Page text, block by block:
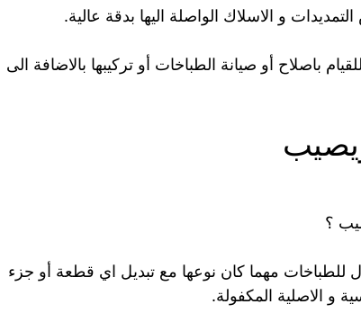
و الاسلاك الواصلة اليها بدقة عالية.
باصلاح أو صيانة الطباخات أو تركيبها بالاضافة الى
؟
للطباخات مهما كان نوعها مع تبديل اي قطعة أو جزء
و الاصلية المكفولة.